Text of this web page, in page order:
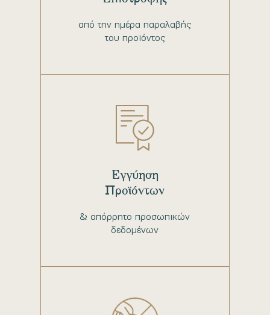
από την ημέρα παραλαβής
του προϊόντος
& απόρρητο προσωπικών
δεδομένων
Εγγύηση
Προϊόντων